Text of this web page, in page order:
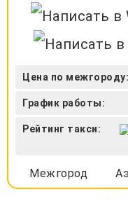
Цена по межгороду:
График работы:
Рейтинг такси:
Межгород